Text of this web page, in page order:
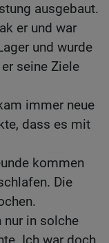
ausgebaut.
er und war
und wurde
seine Ziele
immer neue
dass es mit
kommen
Die
nur in solche